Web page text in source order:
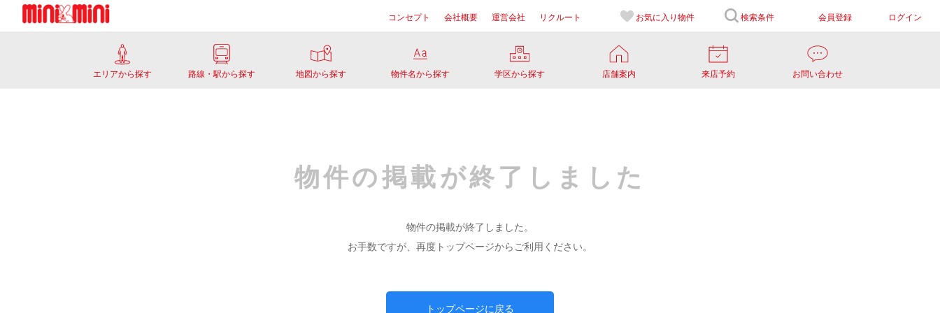
コンセプト 会社概要 運営会社 リクルート お気に入り 物件 検索条件 会員登録 ログイン
エリアから探す 路線・駅から探す 地図から探す 物件名から探す 学区から探す 店舗案内 来店予約 お問い合わせ
物件の掲載が終了しました
物件の掲載が終了しました。
お手数ですが、再度トップページからご利用ください。
トップページに戻る